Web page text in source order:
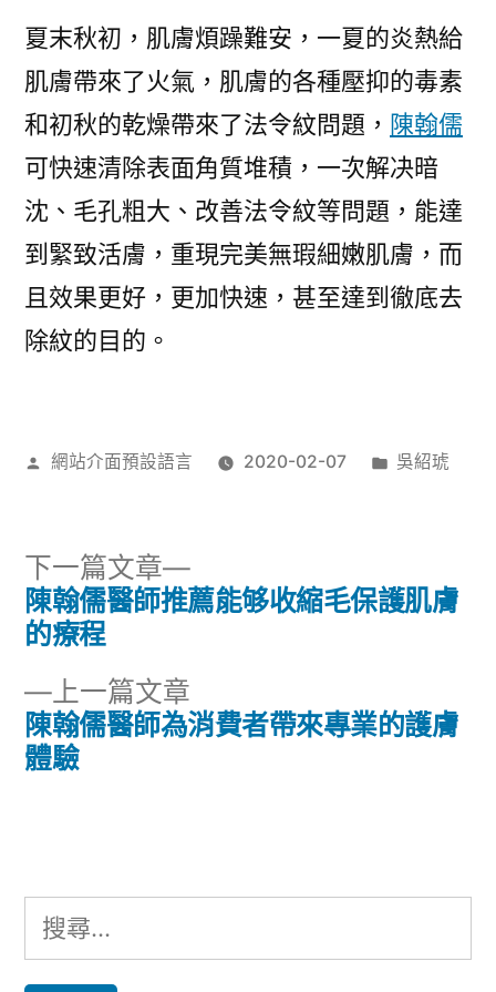
夏末秋初，肌膚煩躁難安，一夏的炎熱給
肌膚帶來了火氣，肌膚的各種壓抑的毒素
和初秋的乾燥帶來了法令紋問題， 陳翰儒
可快速清除表面角質堆積，一次解决暗
沈、毛孔粗大、改善法令紋等問題，能達
到緊致活膚，重現完美無瑕細嫩肌膚，而
且效果更好，更加快速，甚至達到徹底去
除紋的目的。
作
網站介面預設語言 2020-02-07
分
吳紹琥
文
導
覽
上一篇文章
一
陳翰儒醫師為消費者帶來專業的護膚
體驗
下一篇文章
下
一
陳翰儒醫師推薦能够收縮毛保護肌膚
的療程
搜
尋